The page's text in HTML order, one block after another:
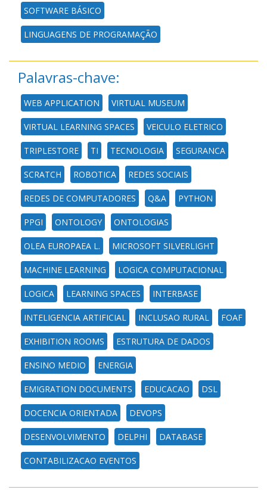
SOFTWARE BÁSICO
LINGUAGENS DE PROGRAMAÇÃO
Palavras-chave:
WEB APPLICATION VIRTUAL MUSEUM
VIRTUAL LEARNING SPACES VEICULO ELETRICO
TRIPLESTORE TI TECNOLOGIA SEGURANCA
SCRATCH ROBOTICA REDES SOCIAIS
REDES DE COMPUTADORES Q&A PYTHON
PPGI ONTOLOGY ONTOLOGIAS
OLEA EUROPAEA L. MICROSOFT SILVERLIGHT
MACHINE LEARNING LOGICA COMPUTACIONAL
LOGICA LEARNING SPACES INTERBASE
INTELIGENCIA ARTIFICIAL INCLUSAO RURAL FOAF
EXHIBITION ROOMS ESTRUTURA DE DADOS
ENSINO MEDIO ENERGIA
EMIGRATION DOCUMENTS EDUCACAO DSL
DOCENCIA ORIENTADA DEVOPS
DESENVOLVIMENTO DELPHI DATABASE
CONTABILIZACAO EVENTOS